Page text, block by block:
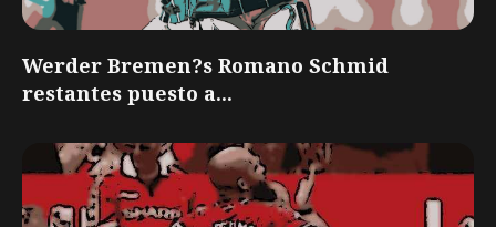
Werder Bremen?s Romano Schmid
restantes puesto a...